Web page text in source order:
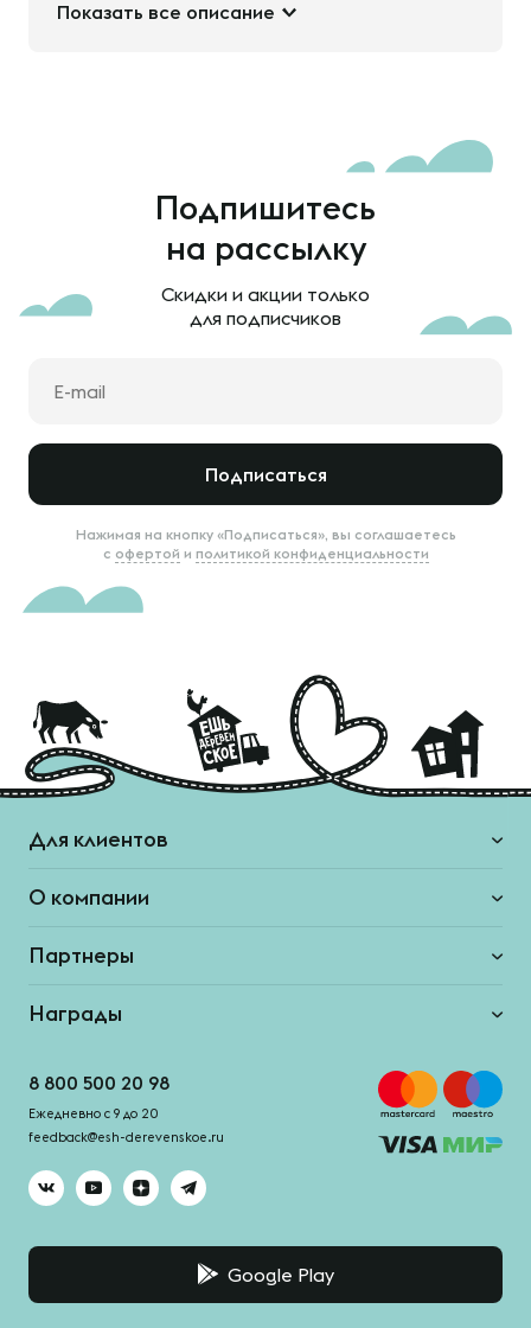
Показать все описание
Подпишитесь
на рассылку
Скидки и акции только
для подписчиков
Подписаться
Нажимая на кнопку «Подписаться», вы соглашаетесь
с офертой и политикой конфиденциальности
Для клиентов
О компании
Партнеры
Награды
8 800 500 20 98
Ежедневно с 9 до 20
feedback@esh-derevenskoe.ru
Google Play